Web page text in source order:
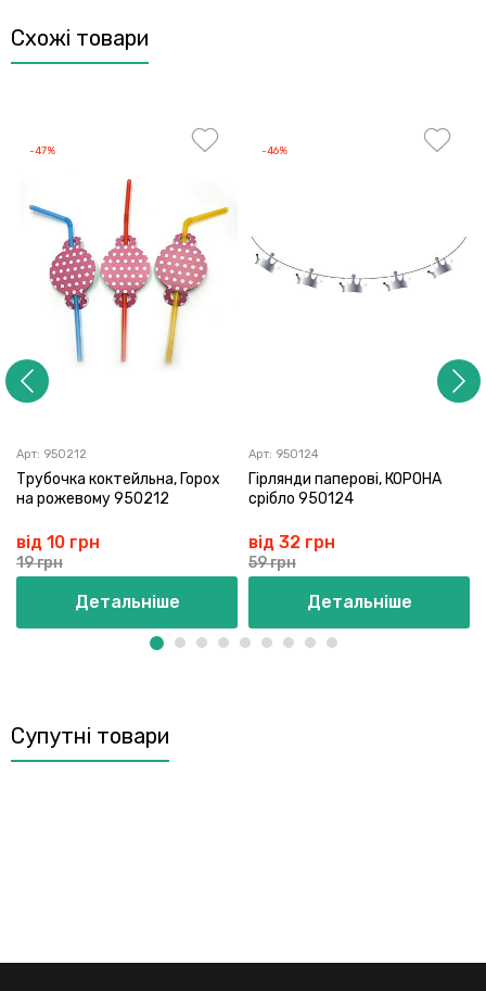
Схожі товари
-47%
Арт: 950212
Трубочка коктейльна, Горох
на рожевому 950212
від 10 грн
19 грн
Детальніше
-46%
Арт: 950124
Гірлянди паперові, КОРОНА
срібло 950124
від 32 грн
59 грн
Детальніше
Супутні товари